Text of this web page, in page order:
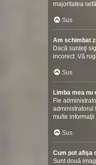
majoritatea
Sus
Am schimbat
Dacă sunteţi
incorect. Vă
Sus
Limba mea nu
Fie
administratorul
multe
Sus
Cum pot afişa
Sunt două